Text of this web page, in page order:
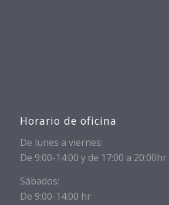
Horario de oficina
De lunes a viernes:
De 9:00-14:00 y de 17:00 a 20:00hr
Sábados:
De 9:00-14:00 hr